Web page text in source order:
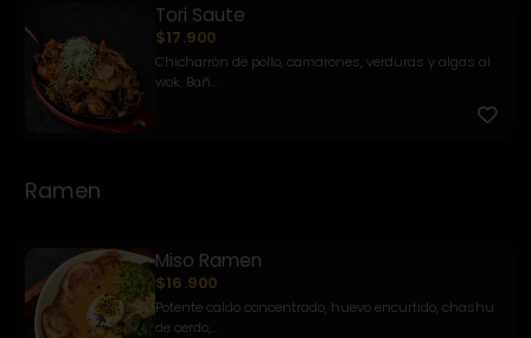
Tori Saute
$17.900
Chicharrón de pollo, camarones, verduras y algas al
wok. Bañ...
Ramen
Miso Ramen
$16.900
Potente caldo concentrado, huevo encurtido, chashu
de cerdo,...